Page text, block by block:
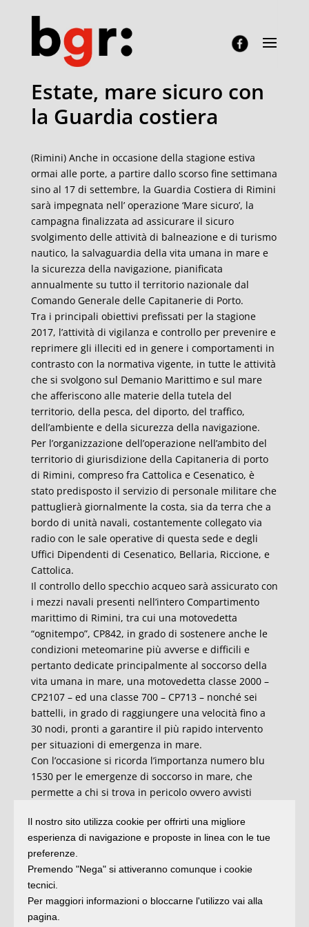
Estate, mare sicuro con
la Guardia costiera
(Rimini) Anche in occasione della stagione estiva
ormai alle porte, a partire dallo scorso fine settimana
sino al 17 di settembre, la Guardia Costiera di Rimini
sarà impegnata nell’ operazione ‘Mare sicuro’, la
campagna finalizzata ad assicurare il sicuro
svolgimento delle attività di balneazione e di turismo
nautico, la salvaguardia della vita umana in mare e
la sicurezza della navigazione, pianificata
annualmente su tutto il territorio nazionale dal
Comando Generale delle Capitanerie di Porto.
Tra i principali obiettivi prefissati per la stagione
2017, l’attività di vigilanza e controllo per prevenire e
reprimere gli illeciti ed in genere i comportamenti in
contrasto con la normativa vigente, in tutte le attività
che si svolgono sul Demanio Marittimo e sul mare
che afferiscono alle materie della tutela del
territorio, della pesca, del diporto, del traffico,
dell’ambiente e della sicurezza della navigazione.
Per l’organizzazione dell’operazione nell’ambito del
territorio di giurisdizione della Capitaneria di porto
di Rimini, compreso fra Cattolica e Cesenatico, è
stato predisposto il servizio di personale militare che
pattuglierà giornalmente la costa, sia da terra che a
bordo di unità navali, costantemente collegato via
radio con le sale operative di questa sede e degli
Uffici Dipendenti di Cesenatico, Bellaria, Riccione, e
Cattolica.
Il controllo dello specchio acqueo sarà assicurato con
i mezzi navali presenti nell’intero Compartimento
marittimo di Rimini, tra cui una motovedetta
“ognitempo”, CP842, in grado di sostenere anche le
condizioni meteomarine più avverse e difficili e
pertanto dedicate principalmente al soccorso della
vita umana in mare, una motovedetta classe 2000 –
CP2107 – ed una classe 700 – CP713 – nonché sei
battelli, in grado di raggiungere una velocità fino a
30 nodi, pronti a garantire il più rapido intervento
per situazioni di emergenza in mare.
Con l’occasione si ricorda l’importanza numero blu
1530 per le emergenze di soccorso in mare, che
permette a chi si trova in pericolo ovvero avvisti
da telefono sia fisso che mobile, da qualsiasi parte
d’Italia con la Capitaneria di Porto più vicina.
Anche per la stagione estiva ormai avviata, l’obiettivo
della Guardia Costiera resta quello di garantire il più
alto livello di sicurezza per gli utenti del mare e per
tutte le attività connesse alla balneazione,
mantenendo quanto più elevato il livello di controllo
Il nostro sito utilizza cookie per offrirti una migliore
esperienza di navigazione e proposte in linea con le tue
preferenze.
Premendo "Nega" si attiveranno comunque i cookie
tecnici.
Per maggiori informazioni o bloccarne l'utilizzo vai alla
pagina.